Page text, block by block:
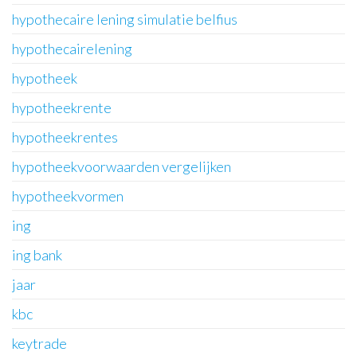
hypothecaire lening simulatie belfius
hypothecairelening
hypotheek
hypotheekrente
hypotheekrentes
hypotheekvoorwaarden vergelijken
hypotheekvormen
ing
ing bank
jaar
kbc
keytrade